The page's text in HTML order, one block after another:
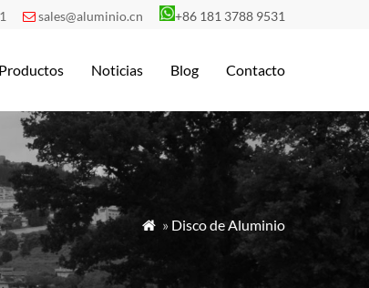
 sales@aluminio.cn +86 181 3788 9531
Productos Noticias Blog Contacto
 » Disco de Aluminio